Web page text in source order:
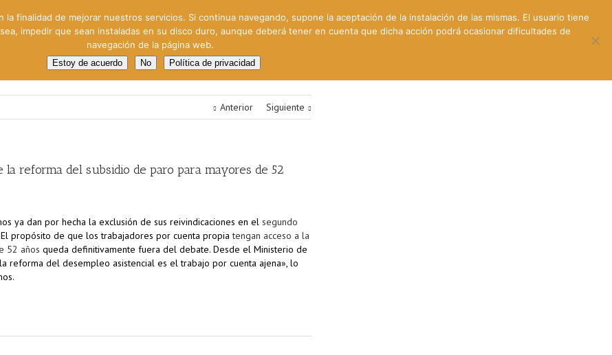
Gestión Cinematográfica Otros servicios
Anterior Siguiente
la reforma del subsidio de paro para mayores de 52
ya dan por hecha la exclusión de sus reivindicaciones en el segundo
El propósito de que los trabajadores por cuenta propiatengan acceso a la
52 años queda definitivamente fuera del debate. Desde el Ministerio de
reforma del desempleo asistencial es el trabajo por cuenta ajena», lo
finalidad de mejorar nuestros servicios. Si continua navegando, supone la aceptación de la instalación de las mismas. El usuario tiene
impedir que sean instaladas en su disco duro, aunque deberá tener en cuenta que dicha acción podrá ocasionar dificultades de
navegación de la página web.
Estoy de acuerdo No Política de privacidad